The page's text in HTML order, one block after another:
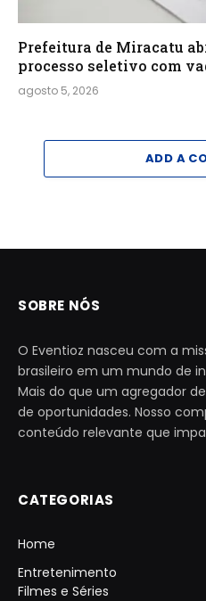
Prefeitura de Miracatu
processo seletivo com
agosto 5, 2026
ADD A
SOBRE NÓS
O Eventioz nasceu com a
brasileiro em um mundo de
Mais do que um agregador
de oportunidades. Nosso
conteúdo relevante que
CATEGORIAS
Home
Entretenimento
Filmes e Séries